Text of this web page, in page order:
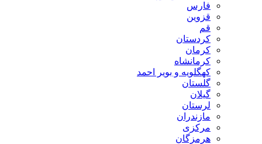
فارس
قزوین
قم
کردستان
کرمان
کرمانشاه
کهگلویه و بویر احمد
گلستان
گیلان
لرستان
مازندران
مرکزی
هرمزگان